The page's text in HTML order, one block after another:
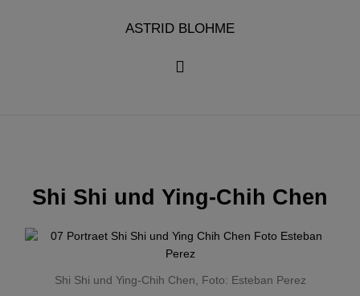
ASTRID BLOHME
Shi Shi und Ying-Chih Chen
Shi Shi und Ying-Chih Chen, Foto: Esteban Perez